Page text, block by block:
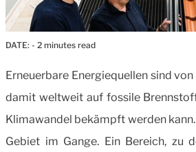
DATE: - 2 minutes read
Erneuerbare Energiequellen sind
damit weltweit auf fossile
Klimawandel bekämpft werden
Gebiet im Gange. Ein Bereich, zu